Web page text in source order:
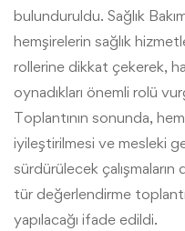
bulunduruldu. Sağlık
hemşirelerin sağlık
rollerine dikkat çekerek,
oynadıkları önemli rolü
Toplantının sonunda,
iyileştirilmesi ve mesleki
sürdürülecek
tür değerlendirme
yapılacağı ifade edildi.